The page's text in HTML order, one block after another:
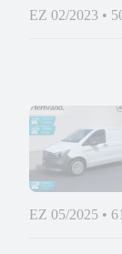
EZ 02/2023 •
EZ 05/2025 •